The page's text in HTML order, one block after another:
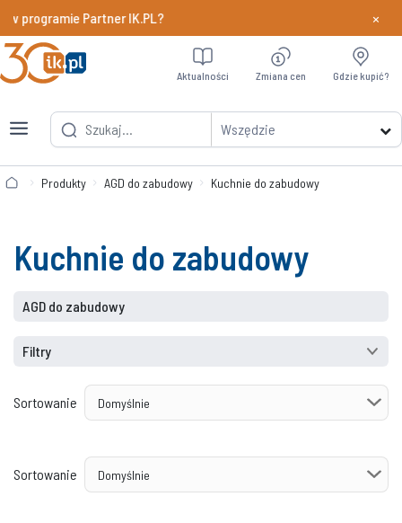
programie Partner IK.PL? Dowiedz
×
Wszędzie
Aktualności Zmiana cen Gdzie kupić?
Produkty AGD do zabudowy Kuchnie do zabudowy
Kuchnie do zabudowy
AGD do zabudowy
Filtry
Sortowanie
Sortowanie